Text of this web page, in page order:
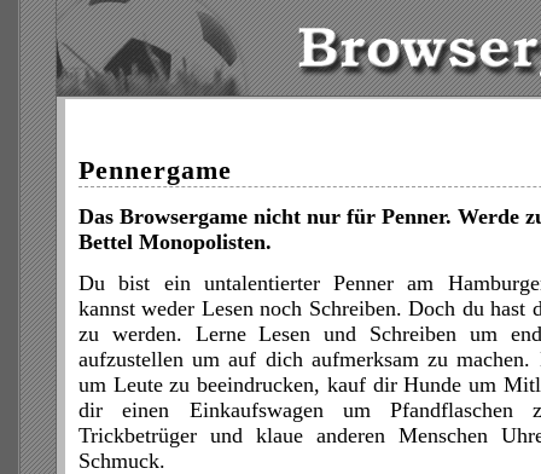
Pennergame
Das Browsergame nicht nur für Penner. Werde
Bettel Monopolisten.
Du bist ein untalentierter Penner am
kannst weder Lesen noch Schreiben. Doch du hast
zu werden. Lerne Lesen und Schreiben um
aufzustellen um auf dich aufmerksam zu machen.
um Leute zu beeindrucken, kauf dir Hunde um
dir einen Einkaufswagen um Pfandflaschen
Trickbetrüger und klaue anderen Menschen
Schmuck.